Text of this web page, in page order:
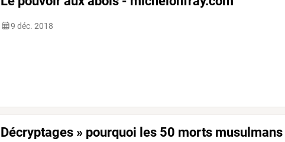
9 déc. 2018
Décryptages » pourquoi les 50 morts musulmans